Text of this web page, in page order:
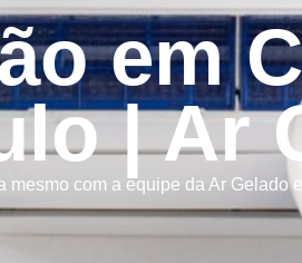
em
| Ar
mesmo com a equipe da Ar Gelado